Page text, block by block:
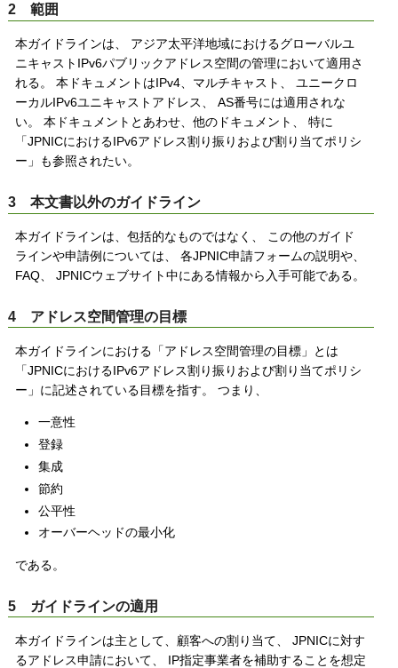
2 範囲
本ガイドラインは、 アジア太平洋地域におけるグローバルユ
ニキャストIPv6パブリックアドレス空間の管理において適用さ
れる。 本ドキュメントはIPv4、マルチキャスト、 ユニークロ
ーカルIPv6ユニキャストアドレス、 AS番号には適用されな
い。 本ドキュメントとあわせ、他のドキュメント、 特に
「JPNICにおけるIPv6アドレス割り振りおよび割り当てポリシ
ー」も参照されたい。
3 本文書以外のガイドライン
本ガイドラインは、包括的なものではなく、 この他のガイド
ラインや申請例については、 各JPNIC申請フォームの説明や、
FAQ、 JPNICウェブサイト中にある情報から入手可能である。
4 アドレス空間管理の目標
本ガイドラインにおける「アドレス空間管理の目標」とは
「JPNICにおけるIPv6アドレス割り振りおよび割り当てポリシ
ー」に記述されている目標を指す。 つまり、
一意性
登録
集成
節約
公平性
オーバーヘッドの最小化
である。
5 ガイドラインの適用
本ガイドラインは主として、顧客への割り当て、 JPNICに対す
るアドレス申請において、 IP指定事業者を補助することを想定